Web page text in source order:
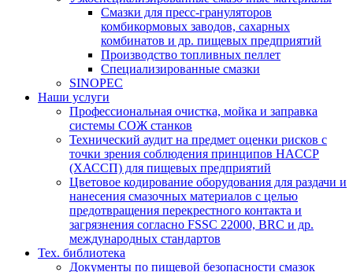
Смазки для пресс-грануляторов
комбикормовых заводов, сахарных
комбинатов и др. пищевых предприятий
Производство топливных пеллет
Специализированные смазки
SINOPEC
Наши услуги
Профессиональная очистка, мойка и заправка
системы СОЖ станков
Технический аудит на предмет оценки рисков с
точки зрения соблюдения принципов HACCP
(ХАССП) для пищевых предприятий
Цветовое кодирование оборудования для раздачи и
нанесения смазочных материалов с целью
предотвращения перекрестного контакта и
загрязнения согласно FSSC 22000, BRC и др.
международных стандартов
Тех. библиотека
Документы по пищевой безопасности смазок